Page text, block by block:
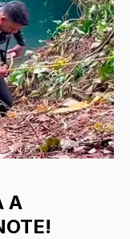
A